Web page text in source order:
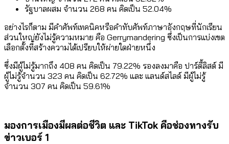
รัฐบาลผสม จำนวน 268 คน คิดเป็น 52.04%
อย่างไรก็ตาม มีคำศัพท์เทคนิคหรือคำทับศัพท์ภาษาอังกฤษที่นักเรียน
ส่วนใหญ่ยังไม่รู้ความหมาย คือ Gerrymandering ซึ่งเป็นการแบ่งเขต
เลือกตั้งที่สร้างความได้เปรียบให้ผ่ายใดฝ่ายหนึ่ง
ซึ่งมีผู้ไม่รู้มากถึง 408 คน คิดเป็น 79.22% รองลงมาคือ ปาร์ตี้ลิสต์ มี
ผู้ไม่รู้จำนวน 323 คน คิดเป็น 62.72% และ แลนด์สไลด์ มีผู้ไม่รู้
จำนวน 307 คน คิดเป็น 59.61%
มองการเมืองมีผลต่อชีวิต และ TikTok คือช่องทางรับ
ข่าวเบอร์ 1